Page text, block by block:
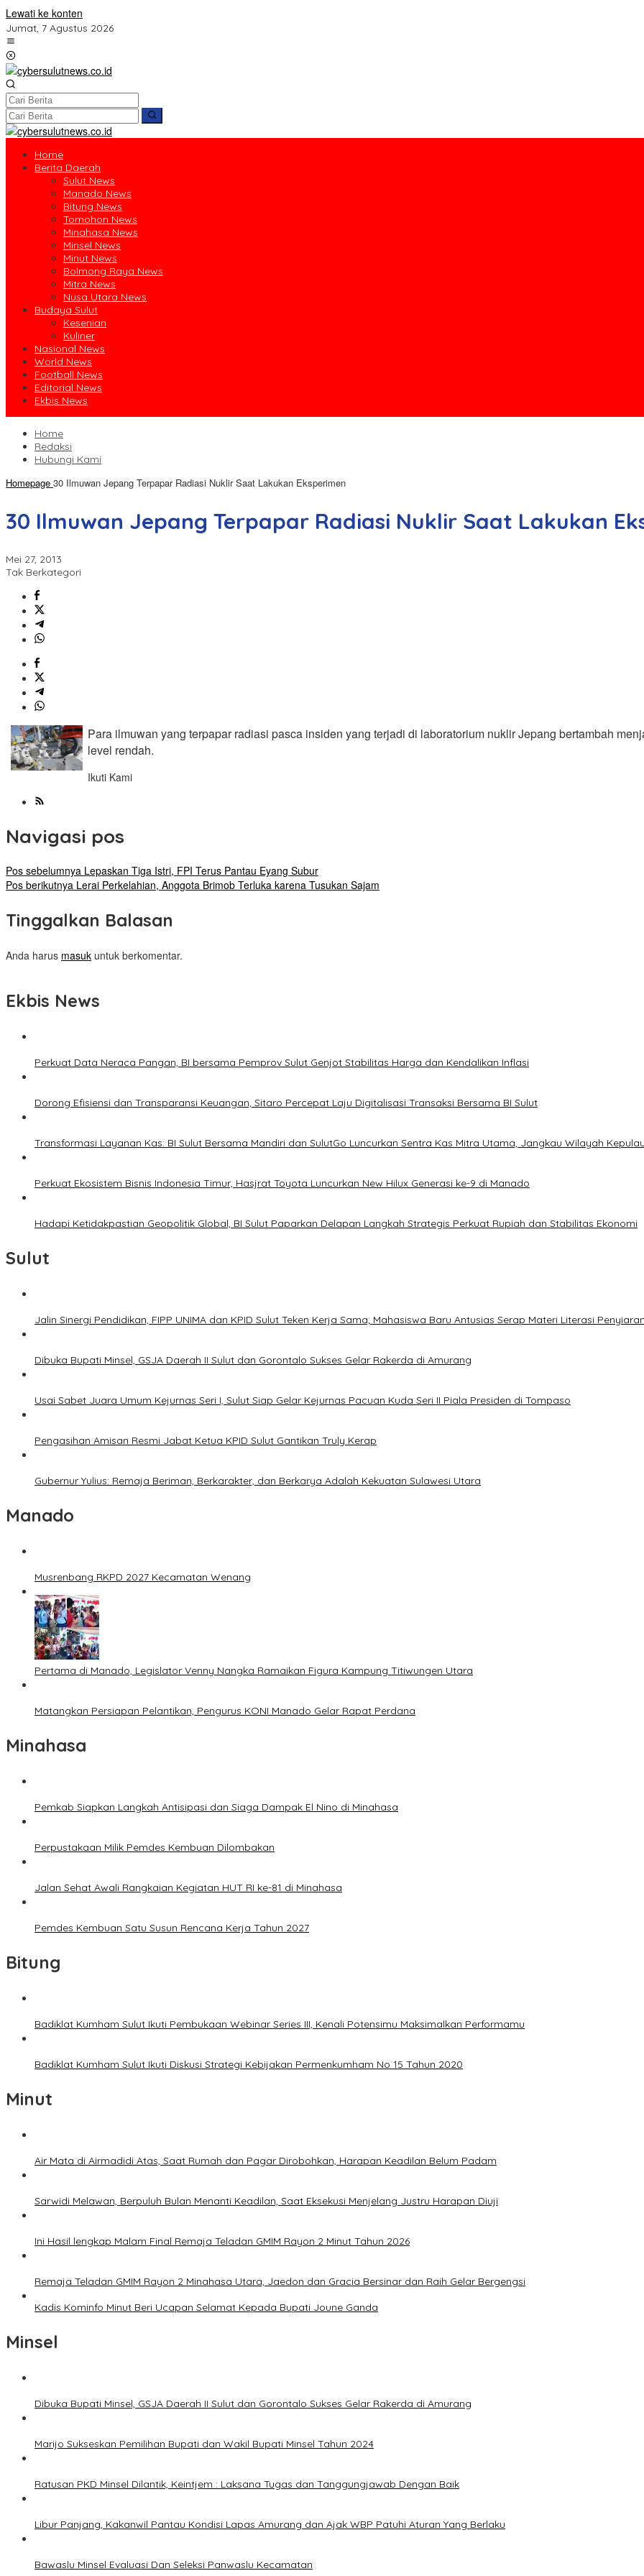
Lewati ke konten
Jumat, 7 Agustus 2026
Home
Berita Daerah
Sulut News
Manado News
Bitung News
Tomohon News
Minahasa News
Minsel News
Minut News
Bolmong Raya News
Mitra News
Nusa Utara News
Budaya Sulut
Kesenian
Kuliner
Nasional News
World News
Football News
Editorial News
Ekbis News
Home
Redaksi
Hubungi Kami
Homepage 30 Ilmuwan Jepang Terpapar Radiasi Nuklir Saat Lakukan Eksperimen
30 Ilmuwan Jepang Terpapar Radiasi Nuklir Saat Lakukan
Mei 27, 2013
Tak Berkategori
Para ilmuwan yang terpapar radiasi pasca insiden yang terjadi di laboratorium nuklir Jepang bertambah
level rendah.
Ikuti Kami
Navigasi pos
Pos sebelumnya Lepaskan Tiga Istri, FPI Terus Pantau Eyang Subur
Pos berikutnya Lerai Perkelahian, Anggota Brimob Terluka karena Tusukan Sajam
Tinggalkan Balasan
Anda harus masuk untuk berkomentar.
Ekbis News
Perkuat Data Neraca Pangan, BI bersama Pemprov Sulut Genjot Stabilitas Harga dan Kendalikan Inflasi
Dorong Efisiensi dan Transparansi Keuangan, Sitaro Percepat Laju Digitalisasi Transaksi Bersama BI Sulut
Transformasi Layanan Kas: BI Sulut Bersama Mandiri dan SulutGo Luncurkan Sentra Kas Mitra Utama, Jangkau Wilayah
Perkuat Ekosistem Bisnis Indonesia Timur, Hasjrat Toyota Luncurkan New Hilux Generasi ke-9 di Manado
Hadapi Ketidakpastian Geopolitik Global, BI Sulut Paparkan Delapan Langkah Strategis Perkuat Rupiah dan Stabilitas Ekonomi
Sulut
Jalin Sinergi Pendidikan, FIPP UNIMA dan KPID Sulut Teken Kerja Sama; Mahasiswa Baru Antusias Serap Materi Literasi
Dibuka Bupati Minsel, GSJA Daerah II Sulut dan Gorontalo Sukses Gelar Rakerda di Amurang
Usai Sabet Juara Umum Kejurnas Seri I, Sulut Siap Gelar Kejurnas Pacuan Kuda Seri II Piala Presiden di Tompaso
Pengasihan Amisan Resmi Jabat Ketua KPID Sulut Gantikan Truly Kerap
Gubernur Yulius: Remaja Beriman, Berkarakter, dan Berkarya Adalah Kekuatan Sulawesi Utara
Manado
Musrenbang RKPD 2027 Kecamatan Wenang
Pertama di Manado, Legislator Venny Nangka Ramaikan Figura Kampung Titiwungen Utara
Matangkan Persiapan Pelantikan, Pengurus KONI Manado Gelar Rapat Perdana
Minahasa
Pemkab Siapkan Langkah Antisipasi dan Siaga Dampak El Nino di Minahasa
Perpustakaan Milik Pemdes Kembuan Dilombakan
Jalan Sehat Awali Rangkaian Kegiatan HUT RI ke-81 di Minahasa
Pemdes Kembuan Satu Susun Rencana Kerja Tahun 2027
Bitung
Badiklat Kumham Sulut Ikuti Pembukaan Webinar Series III, Kenali Potensimu Maksimalkan Performamu
Badiklat Kumham Sulut Ikuti Diskusi Strategi Kebijakan Permenkumham No 15 Tahun 2020
Minut
Air Mata di Airmadidi Atas, Saat Rumah dan Pagar Dirobohkan, Harapan Keadilan Belum Padam
Sarwidi Melawan, Berpuluh Bulan Menanti Keadilan, Saat Eksekusi Menjelang Justru Harapan Diuji
Ini Hasil lengkap Malam Final Remaja Teladan GMIM Rayon 2 Minut Tahun 2026
Remaja Teladan GMIM Rayon 2 Minahasa Utara, Jaedon dan Gracia Bersinar dan Raih Gelar Bergengsi
Kadis Kominfo Minut Beri Ucapan Selamat Kepada Bupati Joune Ganda
Minsel
Dibuka Bupati Minsel, GSJA Daerah II Sulut dan Gorontalo Sukses Gelar Rakerda di Amurang
Marijo Sukseskan Pemilihan Bupati dan Wakil Bupati Minsel Tahun 2024
Ratusan PKD Minsel Dilantik, Keintjem : Laksana Tugas dan Tanggungjawab Dengan Baik
Libur Panjang, Kakanwil Pantau Kondisi Lapas Amurang dan Ajak WBP Patuhi Aturan Yang Berlaku
Bawaslu Minsel Evaluasi Dan Seleksi Panwaslu Kecamatan